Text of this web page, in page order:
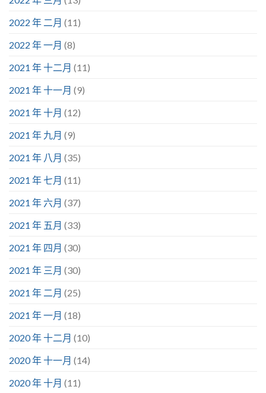
2022 年 二月 (11)
2022 年 一月 (8)
2021 年 十二月 (11)
2021 年 十一月 (9)
2021 年 十月 (12)
2021 年 九月 (9)
2021 年 八月 (35)
2021 年 七月 (11)
2021 年 六月 (37)
2021 年 五月 (33)
2021 年 四月 (30)
2021 年 三月 (30)
2021 年 二月 (25)
2021 年 一月 (18)
2020 年 十二月 (10)
2020 年 十一月 (14)
2020 年 十月 (11)